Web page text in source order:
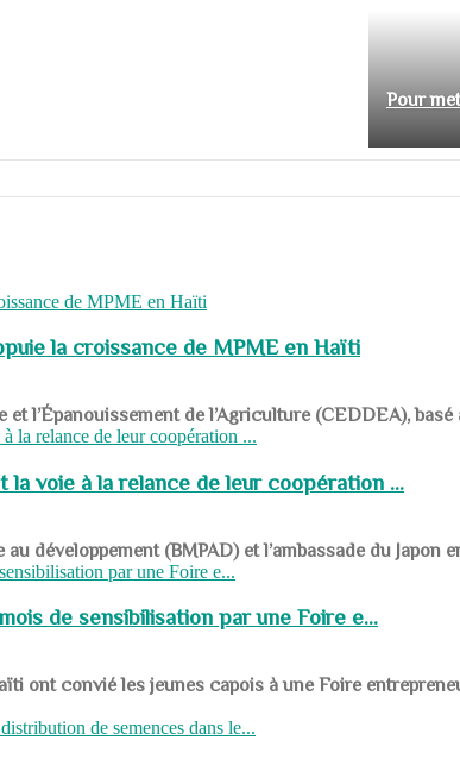
Pour
la croissance de MPME en Haïti
l’Épanouissement de l’Agriculture (CEDDEA),
la voie à la relance de leur coopération ...
développement (BMPAD) et l’ambassade du
de sensibilisation par une Foire e...
ont convié les jeunes capois à une Foire